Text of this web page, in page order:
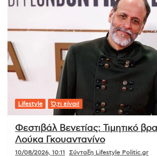
Lifestyle Ό,τι είναι!
Φεστιβάλ Βενετίας: Τιμητικό
Λούκα Γκουαντανίνο
10/08/2026, 10:11 Σύνταξη Lifestyle Politic.gr